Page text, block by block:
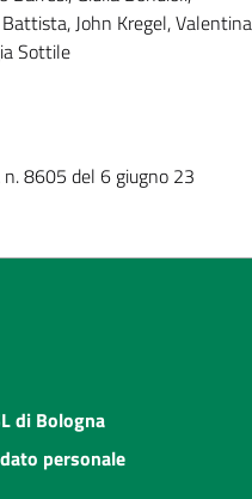
John Kregel, Valentina
Sottile
n. 8605 del 6 giugno 23
di Bologna
personale